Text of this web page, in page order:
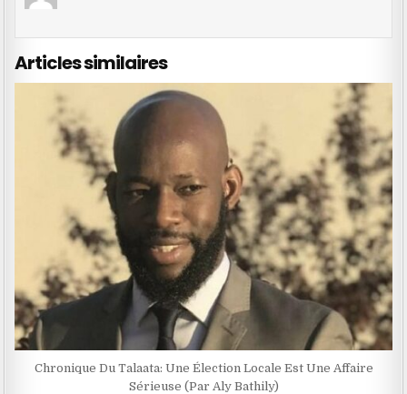
Articles similaires
Chronique Du Talaata: Une Élection Locale Est Une Affaire
Sérieuse (Par Aly Bathily)